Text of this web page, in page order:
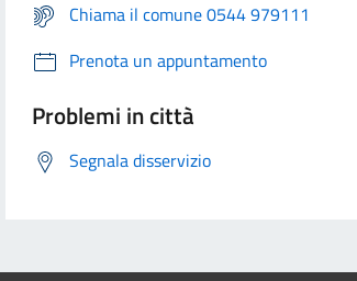
Chiama il comune 0544 979111
Prenota un appuntamento
Problemi in città
Segnala disservizio